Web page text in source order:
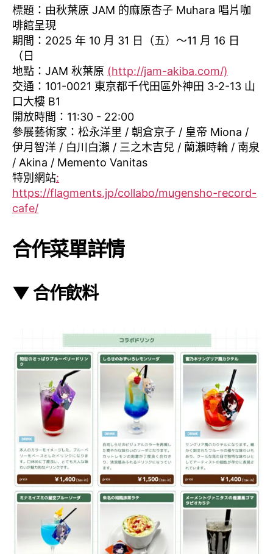
標題：由秋葉原 JAM 的麻原杏子 Muhara 唱片咖
啡館呈現
期間：2025 年 10 月 31 日（五）～11 月 16 日
（日
地點：JAM 秋葉原 (http://jam-akiba.com/)
交通：101-0021 東京都千代田區外神田 3-2-13 山
口大樓 B1
開放時間：11:30 - 22:00
參展藝術家：松永洋里 / 朝倉京子 / 皇帝 Miona /
伊月智洋 / 白川白瀨 / 三之木吉兒 / 蘭瀨時輪 / 南泉
/ Akina / Memento Vanitas
特別網站:
https://flagments.jp/collabo/mugensho-record-
cafe/
合作菜單詳情
▼ 合作飲料